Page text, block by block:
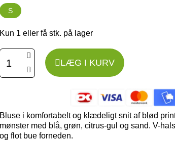
S
Kun 1 eller få stk. på lager
LÆG I KURV
Bluse i komfortabelt og klædeligt snit af blød
mønster med blå, grøn, citrus-gul og sand. V-
og flot bue forneden.